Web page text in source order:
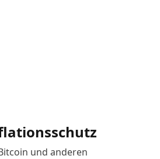
und anderen